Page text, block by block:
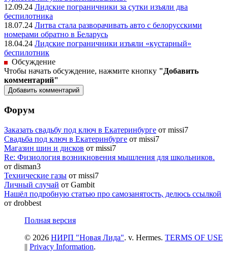
12.09.24 Лидские пограничники за сутки изъяли два
беспилотника
18.07.24 Литва стала разворачивать авто с белорусскими
номерами обратно в Беларусь
18.04.24 Лидские пограничники изъяли «кустарный»
беспилотник
Обсуждение
Чтобы начать обсуждение, нажмите кнопку "Добавить
комментарий"
Форум
Заказать свадьбу под ключ в Екатеринбурге от missi7
Cвадьба под ключ в Екатеринбурге от missi7
Магазин шин и дисков от missi7
Re: Физиология возникновения мышления для школьников.
от disman3
Технические газы от missi7
Личный случай от Gambit
Нашёл подробную статью про самозанятость, делюсь ссылкой
от drobbest
Полная версия
© 2026 НИРП "Новая Лида". v. Hermes. TERMS OF USE
|| Privacy Information.